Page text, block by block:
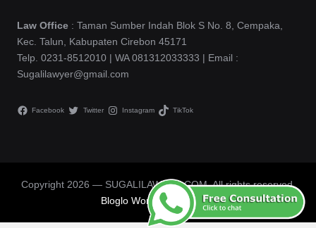
Law Office : Taman Sumber Indah Blok S No. 8, Cempaka,
Kec. Talun, Kabupaten Cirebon 45171
Telp. 0231-8512010 | WA 081312033333 | Email :
Sugalilawyer@gmail.com
Facebook Twitter Instagram TikTok
Copyright 2026 — SUGALILAWYER.COM. All rights reserved.
Bloglo WordPress Theme